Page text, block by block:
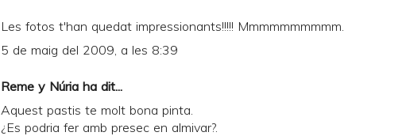
Les fotos t'han quedat impressionants!!!!! Mmmmmmmmmm.
5 de maig del 2009, a les 8:39
Reme y Núria ha dit...
Aquest pastis te molt bona pinta.
¿Es podria fer amb presec en almivar?.